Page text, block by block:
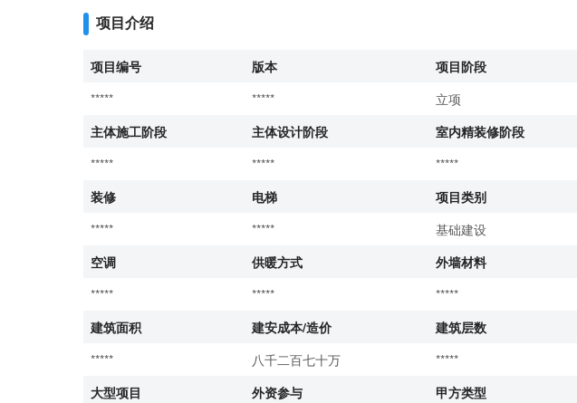
项目介绍
项目编号 版本 项目阶段
*****
***** 立项
主体施工阶段
主体设计阶段
室内精装修阶段
*****
*****
*****
装修
电梯
项目类别
*****
*****
基础建设
空调
供暖方式 外墙材料
*****
***** *****
建筑面积
建安成本/造价 建筑层数
*****
八千二百七十万 *****
大型项目
外资参与 甲方类型